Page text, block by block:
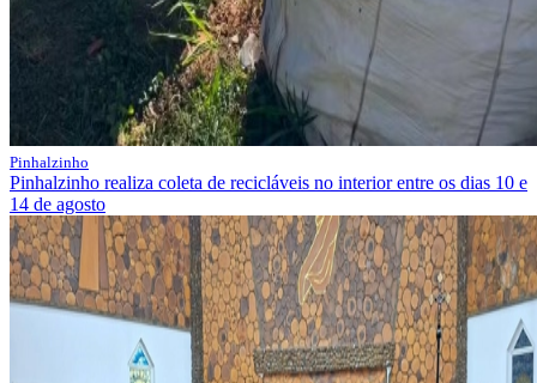
Pinhalzinho
Pinhalzinho realiza coleta de recicláveis no interior entre os dias 10 e
14 de agosto